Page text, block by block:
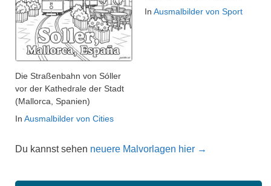
Die Straßenbahn von Sóller
vor der Kathedrale der Stadt
(Mallorca, Spanien)
In Ausmalbilder von Cities
In Ausmalbilder von Sport
Du kannst sehen neuere Malvorlagen hier →